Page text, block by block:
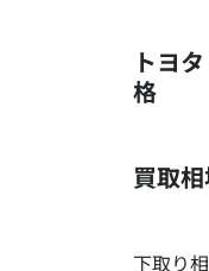
トヨ
格
買取
下取り